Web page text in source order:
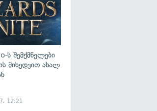
ს შემქმნელები
მიხედვით ახალ
12:21